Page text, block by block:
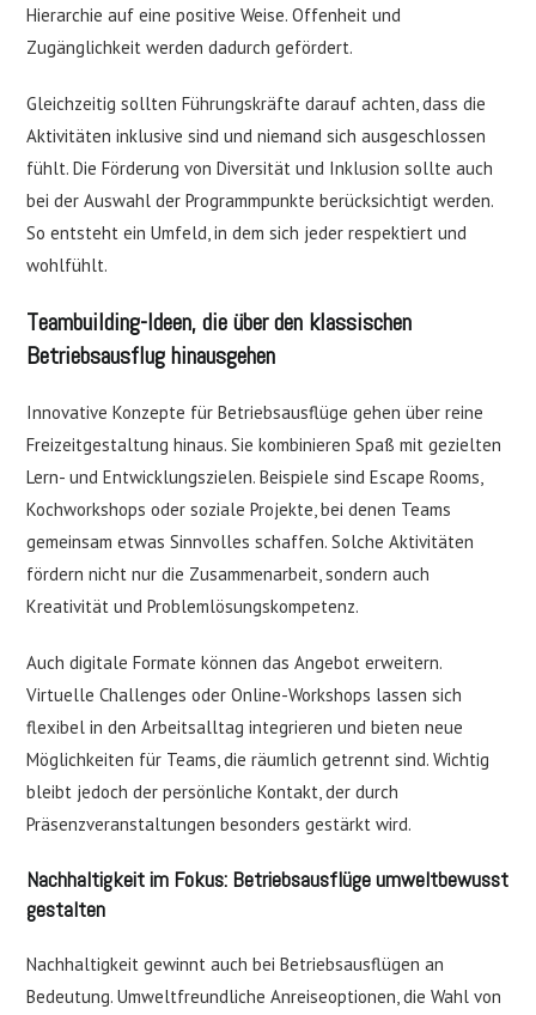
Hierarchie auf eine positive Weise. Offenheit und
Zugänglichkeit werden dadurch gefördert.
Gleichzeitig sollten Führungskräfte darauf achten, dass die
Aktivitäten inklusive sind und niemand sich ausgeschlossen
fühlt. Die Förderung von Diversität und Inklusion sollte auch
bei der Auswahl der Programmpunkte berücksichtigt werden.
So entsteht ein Umfeld, in dem sich jeder respektiert und
wohlfühlt.
Teambuilding-Ideen, die über den klassischen
Betriebsausflug hinausgehen
Innovative Konzepte für Betriebsausflüge gehen über reine
Freizeitgestaltung hinaus. Sie kombinieren Spaß mit gezielten
Lern- und Entwicklungszielen. Beispiele sind Escape Rooms,
Kochworkshops oder soziale Projekte, bei denen Teams
gemeinsam etwas Sinnvolles schaffen. Solche Aktivitäten
fördern nicht nur die Zusammenarbeit, sondern auch
Kreativität und Problemlösungskompetenz.
Auch digitale Formate können das Angebot erweitern.
Virtuelle Challenges oder Online-Workshops lassen sich
flexibel in den Arbeitsalltag integrieren und bieten neue
Möglichkeiten für Teams, die räumlich getrennt sind. Wichtig
bleibt jedoch der persönliche Kontakt, der durch
Präsenzveranstaltungen besonders gestärkt wird.
Nachhaltigkeit im Fokus: Betriebsausflüge umweltbewusst
gestalten
Nachhaltigkeit gewinnt auch bei Betriebsausflügen an
Bedeutung. Umweltfreundliche Anreiseoptionen, die Wahl von